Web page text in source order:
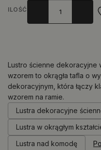
ILOŚĆ
0.00zł
Lustro ścienne dekoracyjne
wzorem to okrągła tafla o
dekoracyjnym, która łączy
wzorem na ramie.
Lustra dekoracyjne
Lustra w okrągłym
Lustra nad komodę